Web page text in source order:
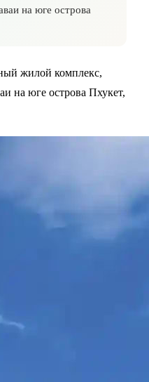
на юге острова
жилой комплекс,
на юге острова Пхукет,